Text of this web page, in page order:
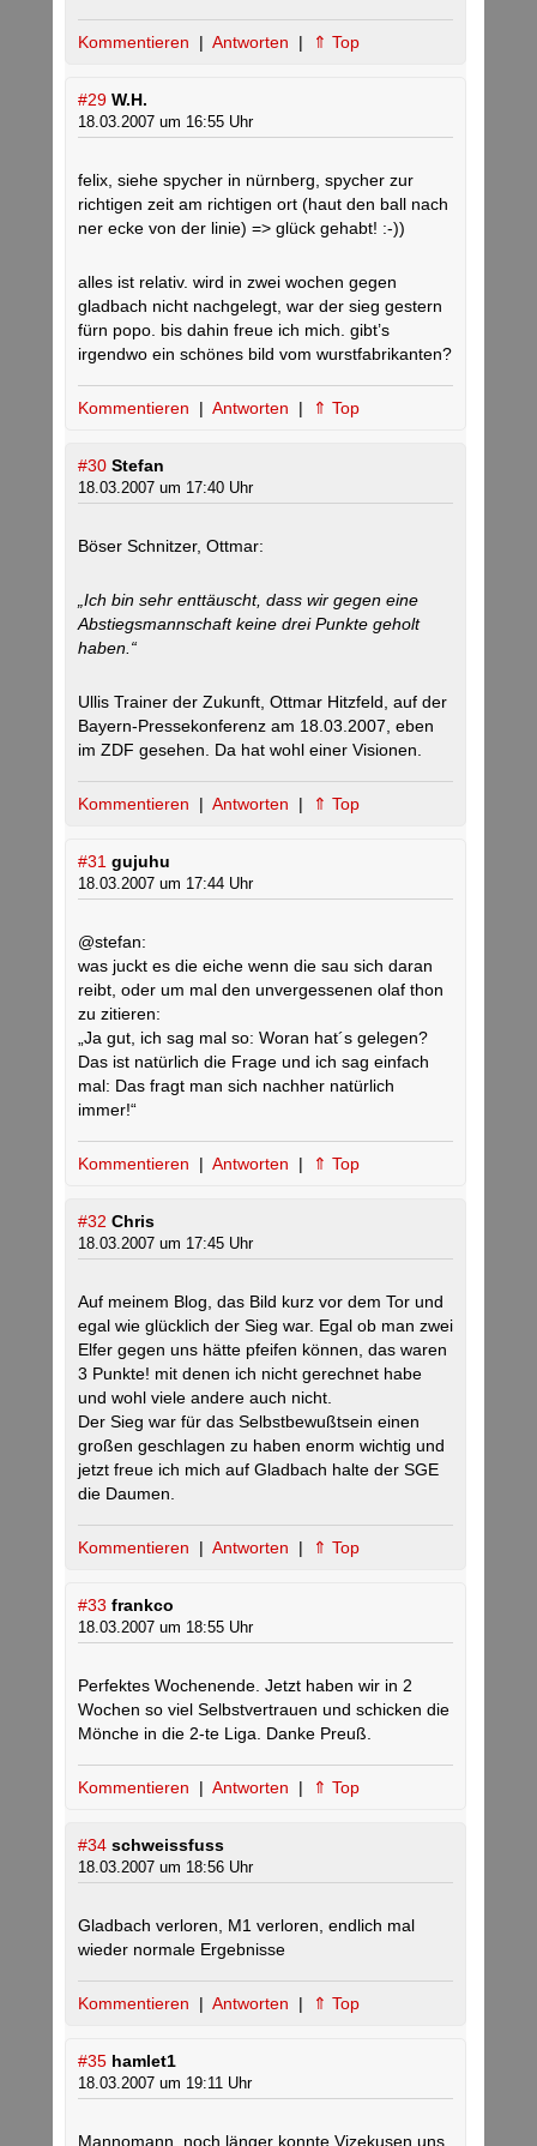
Kommentieren | Antworten | ⇑ Top
#29 W.H.
18.03.2007 um 16:55 Uhr
felix, siehe spycher in nürnberg, spycher zur
richtigen zeit am richtigen ort (haut den ball nach
ner ecke von der linie) => glück gehabt! :-))
alles ist relativ. wird in zwei wochen gegen
gladbach nicht nachgelegt, war der sieg gestern
fürn popo. bis dahin freue ich mich. gibt’s
irgendwo ein schönes bild vom wurstfabrikanten?
Kommentieren | Antworten | ⇑ Top
#30 Stefan
18.03.2007 um 17:40 Uhr
Böser Schnitzer, Ottmar:
„Ich bin sehr enttäuscht, dass wir gegen eine
Abstiegsmannschaft keine drei Punkte geholt
haben.“
Ullis Trainer der Zukunft, Ottmar Hitzfeld, auf der
Bayern-Pressekonferenz am 18.03.2007, eben
im ZDF gesehen. Da hat wohl einer Visionen.
Kommentieren | Antworten | ⇑ Top
#31 gujuhu
18.03.2007 um 17:44 Uhr
@stefan:
was juckt es die eiche wenn die sau sich daran
reibt, oder um mal den unvergessenen olaf thon
zu zitieren:
„Ja gut, ich sag mal so: Woran hat´s gelegen?
Das ist natürlich die Frage und ich sag einfach
mal: Das fragt man sich nachher natürlich
immer!“
Kommentieren | Antworten | ⇑ Top
#32 Chris
18.03.2007 um 17:45 Uhr
Auf meinem Blog, das Bild kurz vor dem Tor und
egal wie glücklich der Sieg war. Egal ob man zwei
Elfer gegen uns hätte pfeifen können, das waren
3 Punkte! mit denen ich nicht gerechnet habe
und wohl viele andere auch nicht.
Der Sieg war für das Selbstbewußtsein einen
großen geschlagen zu haben enorm wichtig und
jetzt freue ich mich auf Gladbach halte der SGE
die Daumen.
Kommentieren | Antworten | ⇑ Top
#33 frankco
18.03.2007 um 18:55 Uhr
Perfektes Wochenende. Jetzt haben wir in 2
Wochen so viel Selbstvertrauen und schicken die
Mönche in die 2-te Liga. Danke Preuß.
Kommentieren | Antworten | ⇑ Top
#34 schweissfuss
18.03.2007 um 18:56 Uhr
Gladbach verloren, M1 verloren, endlich mal
wieder normale Ergebnisse
Kommentieren | Antworten | ⇑ Top
#35 hamlet1
18.03.2007 um 19:11 Uhr
Mannomann, noch länger konnte Vizekusen uns